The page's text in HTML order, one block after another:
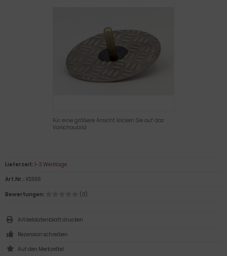
Für eine größere Ansicht klicken Sie auf das
Vorschaubild
Lieferzeit: 1-3 Werktage
Art.Nr.: KS556
Bewertungen:
(0)
Artikeldatenblatt drucken
Rezension schreiben